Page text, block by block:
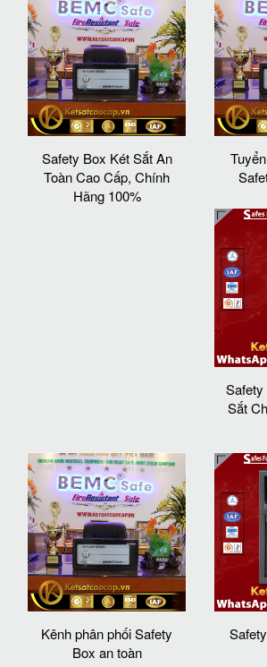
Safety Box Két Sắt An
Toàn Cao Cấp, Chính
Hãng 100%
Sắt
Kênh phân phối Safety
Box an toàn